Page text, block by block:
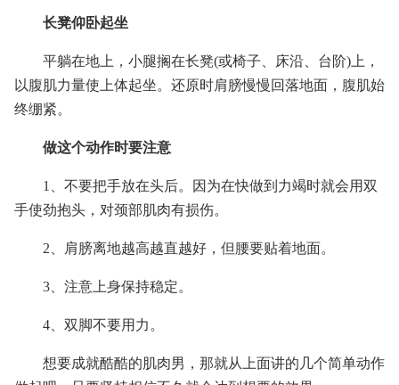
长凳仰卧起坐
平躺在地上，小腿搁在长凳(或椅子、床沿、台阶)上，
以腹肌力量使上体起坐。还原时肩膀慢慢回落地面，腹肌始
终绷紧。
做这个动作时要注意
1、不要把手放在头后。因为在快做到力竭时就会用双
手使劲抱头，对颈部肌肉有损伤。
2、肩膀离地越高越直越好，但腰要贴着地面。
3、注意上身保持稳定。
4、双脚不要用力。
想要成就酷酷的肌肉男，那就从上面讲的几个简单动作